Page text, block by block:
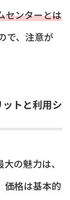
センターとは
で、注意が
トと利用シ
の魅力は、
価格は基本的